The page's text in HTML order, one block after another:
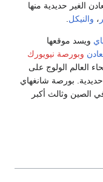
الغير حديدية منها
، والنيكل
ويسد موقعها
وبورصة نيويورك
العالم الولوج على
حديدية. بورصة شانغهاي
الصين وثالث أكبر